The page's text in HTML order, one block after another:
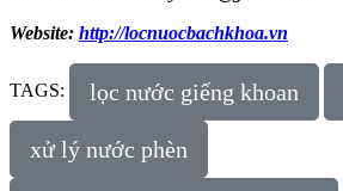
Website: http://locnuocbachkhoa.vn
TAGS: lọc nước giếng khoan
xử lý nước phèn